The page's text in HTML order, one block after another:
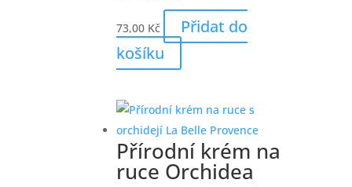
73,00 Kč
Přidat do
košíku
Přírodní krém na
ruce Orchidea